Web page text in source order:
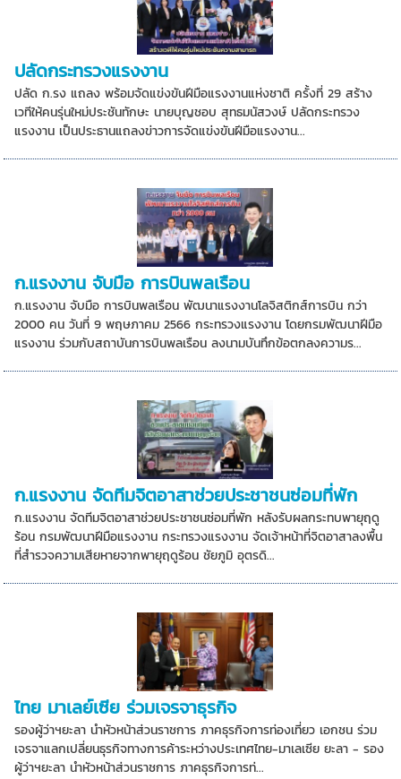
ปลัดกระทรวงแรงงาน
ปลัด ก.รง แถลง พร้อมจัดแข่งขันฝีมือแรงงานแห่งชาติ ครั้งที่ 29 สร้าง
เวทีให้คนรุ่นใหม่ประชันทักษะ นายบุญชอบ สุทธมนัสวงษ์ ปลัดกระทรวง
แรงงาน เป็นประธานแถลงข่าวการจัดแข่งขันฝีมือแรงงาน...
ก.แรงงาน จับมือ การบินพลเรือน
ก.แรงงาน จับมือ การบินพลเรือน พัฒนาแรงงานโลจิสติกส์การบิน กว่า
2000 คน วันที่ 9 พฤษภาคม 2566 กระทรวงแรงงาน โดยกรมพัฒนาฝีมือ
แรงงาน ร่วมกับสถาบันการบินพลเรือน ลงนามบันทึกข้อตกลงความร...
ก.แรงงาน จัดทีมจิตอาสาช่วยประชาชนซ่อมที่พัก
ก.แรงงาน จัดทีมจิตอาสาช่วยประชาชนซ่อมที่พัก หลังรับผลกระทบพายุฤดู
ร้อน กรมพัฒนาฝีมือแรงงาน กระทรวงแรงงาน จัดเจ้าหน้าที่จิตอาสาลงพื้น
ที่สำรวจความเสียหายจากพายุฤดูร้อน ชัยภูมิ อุตรดิ...
ไทย มาเลย์เซีย ร่วมเจรจาธุรกิจ
รองผู้ว่าฯยะลา นำหัวหน้าส่วนราชการ ภาคธุรกิจการท่องเที่ยว เอกชน ร่วม
เจรจาแลกเปลี่ยนธุรกิจทางการค้าระหว่างประเทศไทย-มาเลเซีย ยะลา - รอง
ผู้ว่าฯยะลา นำหัวหน้าส่วนราชการ ภาคธุรกิจการท่...